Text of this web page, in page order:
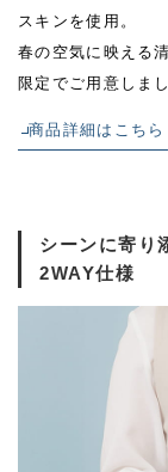
スキンを使用。
春の空気に映える
限定でご用意しまし
商品詳細はこちら
シーンに寄り
2WAY仕様